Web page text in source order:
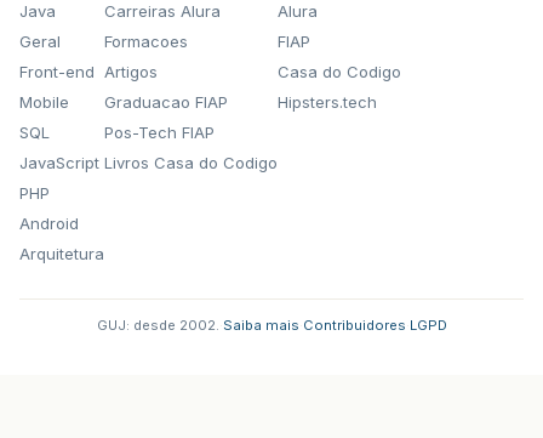
Java
Geral
Front-end
Mobile
SQL
JavaScript
PHP
Android
Arquitetura
Carreiras Alura
Formacoes
Artigos
Graduacao FIAP
Pos-Tech FIAP
Livros Casa do Codigo
Alura
FIAP
Casa do Codigo
Hipsters.tech
GUJ: desde 2002. Saiba mais Contribuidores LGPD